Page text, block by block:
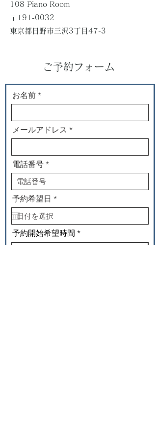
108 Piano Room
〒191-0032
東京都日野市三沢3丁目47-3
​ご予約フォーム
お名前
メールアドレス
電話番号
予約希望日 *r
e
u
i
r
e
予約開始希望時間